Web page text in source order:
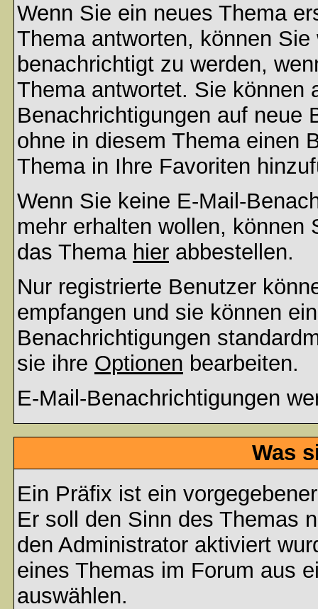
Wenn Sie ein neues Thema
Thema antworten, können
benachrichtigt zu werden,
Thema antwortet. Sie können
Benachrichtigungen auf neue
ohne in diesem Thema einen
Thema in Ihre Favoriten
Wenn Sie keine E-Mail-
mehr erhalten wollen,
das Thema hier abbestellen.
Nur registrierte Benutzer
empfangen und sie können
Benachrichtigungen
sie ihre Optionen bearbeiten.
E-Mail-Benachrichtigungen
Was
Ein Präfix ist ein
Er soll den Sinn des Themas
den Administrator aktiviert
eines Themas im Forum aus
auswählen.